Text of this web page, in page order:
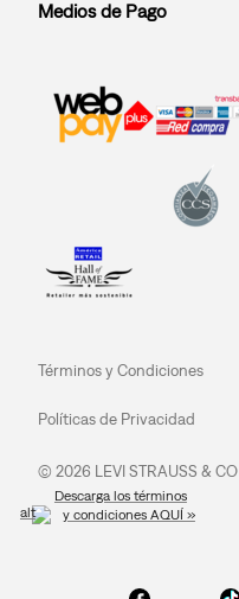
Medios de Pago
Términos y Condiciones
Políticas de Privacidad
© 2026 LEVI STRAUSS & CO
Descarga los términos
y condiciones AQUÍ »